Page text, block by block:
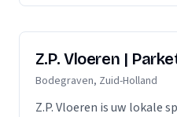
Z.P. Vloeren |
Bodegraven, Zuid-Holland
Z.P. Vloeren is uw lokale